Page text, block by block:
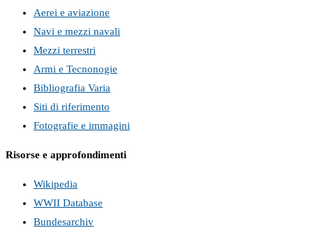
Aerei e aviazione
Navi e mezzi navali
Mezzi terrestri
Armi e Tecnonogie
Bibliografia Varia
Siti di riferimento
Fotografie e immagini
Risorse e approfondimenti
Wikipedia
WWII Database
Bundesarchiv